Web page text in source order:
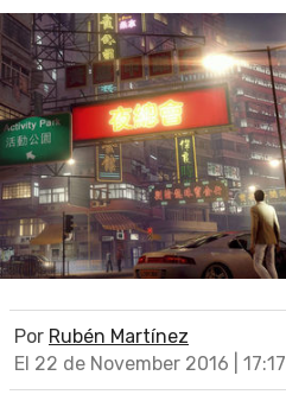
Por Rubén Martínez
El 22 de November 2016 | 17:17